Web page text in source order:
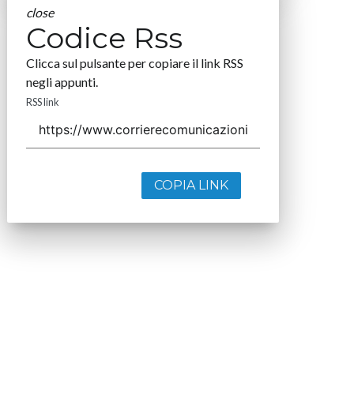
close
Codice Rss
Clicca sul pulsante per copiare il link RSS
negli appunti.
RSS link
COPIA LINK